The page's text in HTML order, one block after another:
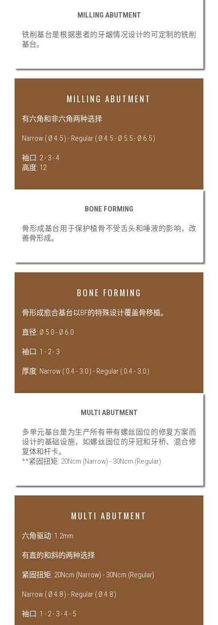
MILLING ABUTMENT
铣削基台是根据患者的牙龈情况设计的可定制的铣削
基台。
MILLING ABUTMENT
有六角和非六角两种选择
Narrow ( Ø 4.5 ) - Regular ( Ø 4.5 - Ø 5.5 - Ø 6.5 )
袖口: 2 - 3 - 4
高度: 12
BONE FORMING
骨形成基台用于保护植骨不受舌头和唾液的影响，改
善骨形成。
BONE FORMING
骨形成愈合基台以BF的特殊设计覆盖骨移植。
直径: Ø 5.0 - Ø 6.0
袖口: 1 - 2 - 3
厚度: Narrow ( 0.4 - 3.0 ) - Regular ( 0.4 - 3.0 )
MULTI ABUTMENT
多单元基台是为生产所有带有螺丝固位的修复方案而
设计的基础设施，如螺丝固位的牙冠和牙桥、混合修
复体和杆卡。
**紧固扭矩: 20Ncm (Narrow) - 30Ncm (Regular)
MULTI ABUTMENT
六角驱动: 1.2mm
有直的和斜的两种选择
紧固扭矩: 20Ncm (Narrow) - 30Ncm (Regular)
Narrow ( Ø 4.8 ) - Regular ( Ø 4.8 )
袖口: 1 - 2 - 3 - 4 - 5